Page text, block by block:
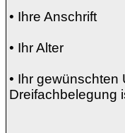
• Ihre Anschrift
• Ihr Alter
• Ihr gewünschten
Dreifachbelegung